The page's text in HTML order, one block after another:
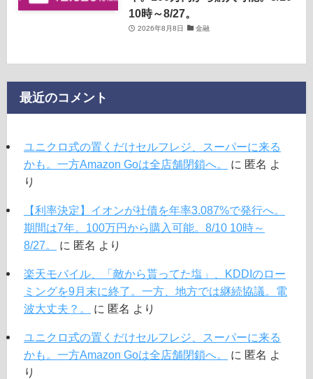
10時～8/27。
2026年8月8日 金融
最近のコメント
ユニクロ式の置くだけセルフレジ、スーパーに来る
かも。一方Amazon Goは全店舗閉鎖へ。
に 匿名 よ
り
【利率決定】イオンが社債を年率3.087%で発行へ。
期間は7年。100万円から購入可能。8/10 10時～
8/27。
に 匿名 より
楽天モバイル、「敵から貰ってた塩」、KDDIのロー
ミングを9月末に終了。一方、地方では継続協議。電
波大丈夫？。
に 匿名 より
ユニクロ式の置くだけセルフレジ、スーパーに来る
かも。一方Amazon Goは全店舗閉鎖へ。
に 匿名 よ
り